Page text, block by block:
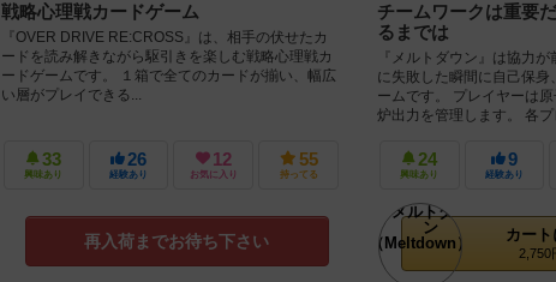
戦略心理戦カードゲーム
『OVER DRIVE RE:CROSS』は、相手の伏せたカ
ードを読み解きながら駆引きを楽しむ戦略心理戦カ
ードゲームです。 １箱で全てのカードが揃い、幅広
い層がプレイできる...
33
興味あり
26
経験あり
12
お気に入り
55
持ってる
再入荷までお待ち下さい
チームワークは重要
るまでは
『メルトダウン』は協力
に失敗した瞬間に自己保
ームです。 プレイヤーは原
炉出力を管理します。 各プ
24
興味あり
9
経験あり
カー
2,750